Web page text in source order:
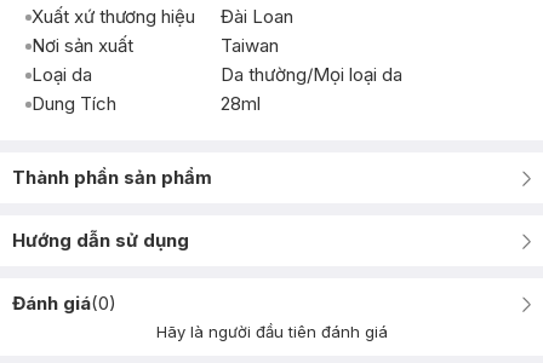
Xuất xứ thương hiệu
Đài Loan
Nơi sản xuất
Taiwan
Loại da
Da thường/Mọi loại da
Dung Tích
28ml
Thành phần sản phẩm
Hướng dẫn sử dụng
Đánh giá(0)
Hãy là người đầu tiên đánh giá